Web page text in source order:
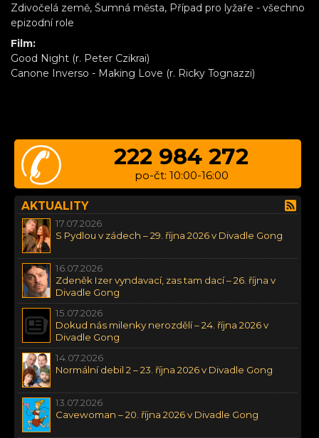
Zdivočelá země, Šumná města, Případ pro lyžaře - všechno
epizodní role
Film:
Good Night (r. Peter Czikrai)
Canone Inverso - Making Love (r. Ricky Tognazzi)
222 984 272
po-čt: 10:00-16:00
AKTUALITY
17.07.2026
S Pydlou v zádech – 29. října 2026 v Divadle Gong
16.07.2026
Zdeněk Izer vyndavací, zas tam dací – 26. října v
Divadle Gong
15.07.2026
Dokud nás milenky nerozdělí – 24. října 2026 v
Divadle Gong
14.07.2026
Normální debil 2 – 23. října 2026 v Divadle Gong
13.07.2026
Cavewoman – 20. října 2026 v Divadle Gong